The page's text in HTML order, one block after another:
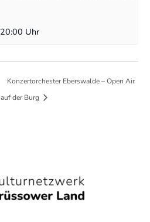
20:00 Uhr
Konzertorchester Eberswalde – Open Air
auf der Burg